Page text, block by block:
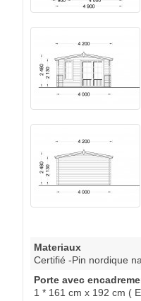
Materiaux
Certifié -Pin nordique
Porte avec
1 * 161 cm x 192 cm (